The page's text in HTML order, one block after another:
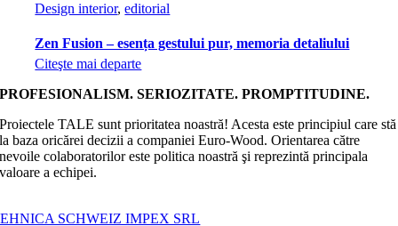
Design interior,editorial
Zen Fusion – esența gestului pur, memoria detaliului
Citeşte mai departe
PROFESIONALISM. SERIOZITATE. PROMPTITUDINE.
Proiectele TALE sunt prioritatea noastră! Acesta este principiul care stă
la baza oricărei decizii a companiei Euro-Wood. Orientarea către
nevoile colaboratorilor este politica noastră şi reprezintă principala
valoare a echipei.
SCHWEIZ IMPEX SRL